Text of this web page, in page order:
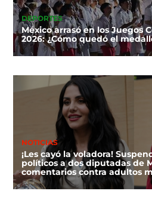
DEPORTES
México arrasó en los Juegos
2026: ¿Cómo quedó el
NOTICIAS
¡Les cayó la voladora!
políticos a dos diputadas de
comentarios contra adultos